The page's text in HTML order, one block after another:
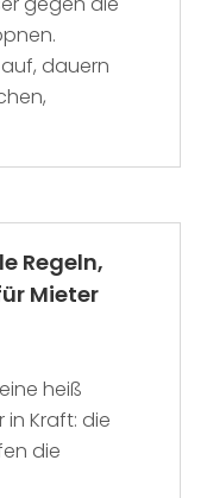
dauern
Regeln,
Mieter
heiß
in Kraft: die
die